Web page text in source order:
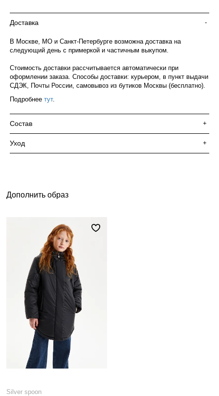
Доставка -
В Москве, МО и Санкт-Петербурге возможна доставка на
следующий день с примеркой и частичным выкупом.
Стоимость доставки рассчитывается автоматически при
оформлении заказа. Способы доставки: курьером, в пункт выдачи
СДЭК, Почты России, самовывоз из бутиков Москвы (бесплатно).
Подробнее тут.
Состав +
Уход +
Дополнить образ
Silver spoon